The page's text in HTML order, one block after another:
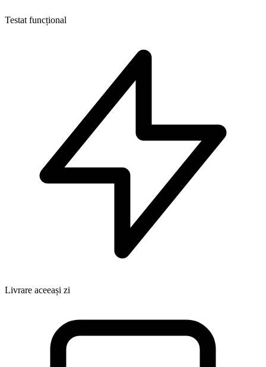
Testat funcțional
Livrare aceeași zi